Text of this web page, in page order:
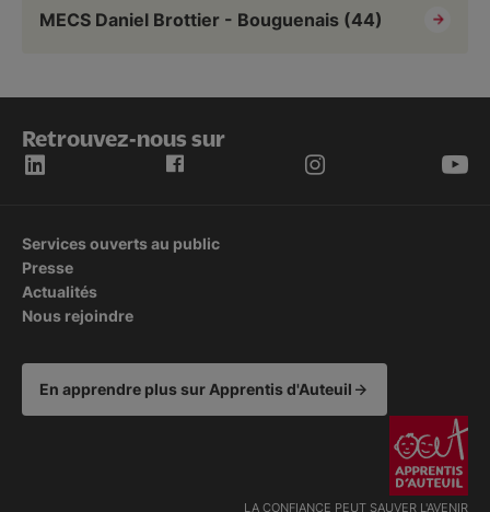
MECS Daniel Brottier - Bouguenais (44)
Retrouvez-nous sur
Services ouverts au public
Presse
Actualités
Nous rejoindre
En apprendre plus sur Apprentis d'Auteuil
LA CONFIANCE PEUT SAUVER L'AVENIR